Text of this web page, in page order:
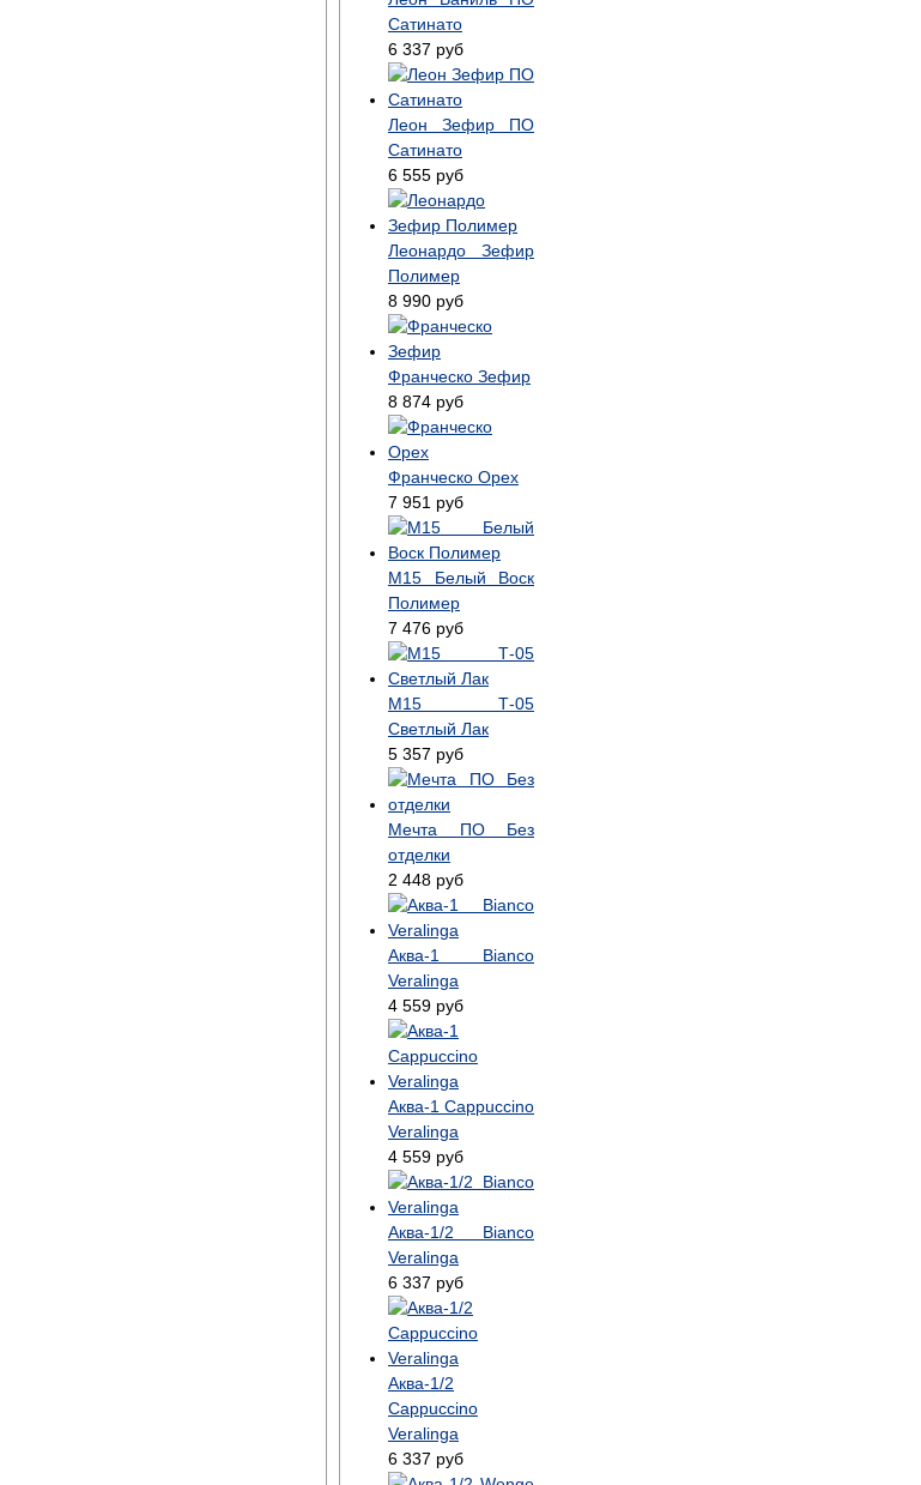
Сатинато
6 337 руб
Леон Зефир ПО
Сатинато
6 555 руб
Леонардо Зефир
Полимер
8 990 руб
Франческо Зефир
8 874 руб
Франческо Орех
7 951 руб
М15 Белый Воск
Полимер
7 476 руб
М15 Т-05
Светлый Лак
5 357 руб
Мечта ПО Без
отделки
2 448 руб
Аква-1 Bianco
Veralinga
4 559 руб
Аква-1 Cappuccino
Veralinga
4 559 руб
Аква-1/2 Bianco
Veralinga
6 337 руб
Аква-1/2
Cappuccino
Veralinga
6 337 руб